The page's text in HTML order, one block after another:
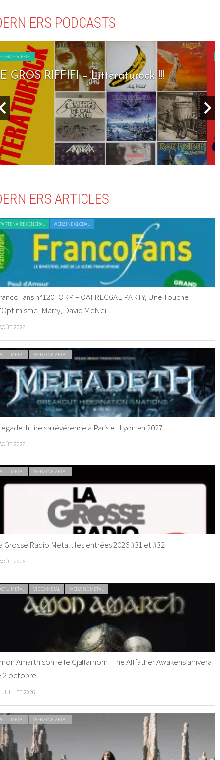
PODCASTS
LE GROS RIFFIFI
LE GROS RIFFIFI – Seven Days To Rock !!!
ARTICLES
GENERAL WEBZINE GLOBAL
n°120 : ORP – OAI REGGAE PARTY, Une Touche
Marty, David McNeil…
2026
METAL WEBZINE METAL
tire sa révérence à Paris et Lyon en 2027
2026
METAL WEBZINE METAL
Grosse Radio Metal : les entrées 2026 #31 et #32
2026
METAL VIDEO METAL WEBZINE METAL
Amarth sonne le Gjallarhorn : The Allfather Awakens arrivera
2 octobre
JUILLET 2026
METAL WEBZINE METAL